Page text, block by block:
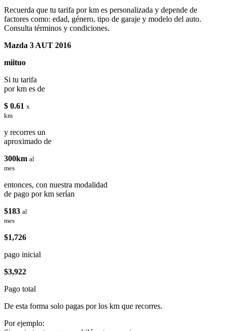
Recuerda que tu tarifa por km es personalizada y depende de
factores como: edad, género, tipo de garaje y modelo del auto.
Consulta términos y condiciones.
Mazda 3 AUT 2016
miituo
Si tu tarifa
por km es de
$ 0.61 x
km
y recorres un
aproximado de
300km al
mes
entonces, con nuestra modalidad
de pago por km serían
$183 al
mes
$1,726
pago inicial
$3,922
Pago total
De esta forma solo pagas por los km que recorres.
Por ejemplo: